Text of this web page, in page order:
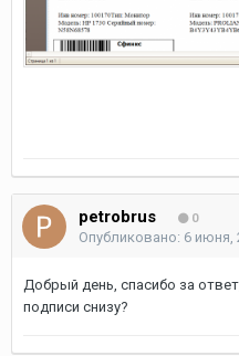
petrobrus 0
Опубликовано: 6 июня,
Добрый день, спасибо за
подписи снизу?